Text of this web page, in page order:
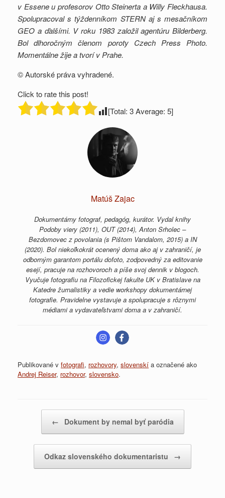
v Essene u profesorov Otto Steinerta a Willy Fleckhausa.
Spolupracoval s týždenníkom STERN aj s mesačníkom
GEO a ďalšími. V roku 1983 založil agentúru Bilderberg.
Bol dlhoročným členom poroty Czech Press Photo.
Momentálne žije a tvorí v Prahe.
© Autorské práva vyhradené.
Click to rate this post!
[Total: 3Average: 5]
Matúš Zajac
Dokumentárny fotograf, pedagóg, kurátor. Vydal knihy
Podoby viery (2011), OUT (2014), Anton Srholec –
Bezdomovec z povolania (s Pištom Vandalom, 2015) a IN
(2020). Bol niekoľkokrát ocenený doma ako aj v zahraničí, je
odborným garantom portálu dofoto, zodpovedný za editovanie
esejí, pracuje na rozhovoroch a píše svoj dennik v blogoch.
Vyučuje fotografiu na Filozofickej fakulte UK v Bratislave na
Katedre žurnalistiky a vedie workshopy dokumentárnej
fotografie. Pravidelne vystavuje a spolupracuje s rôznymi
médiami a vydavateľstvami doma a v zahraničí.
Publikované v fotografi, rozhovory, slovenskí a označené ako
Andrej Reiser, rozhovor, slovensko.
← Dokument by nemal byť paródia
Odkaz slovenského dokumentaristu →